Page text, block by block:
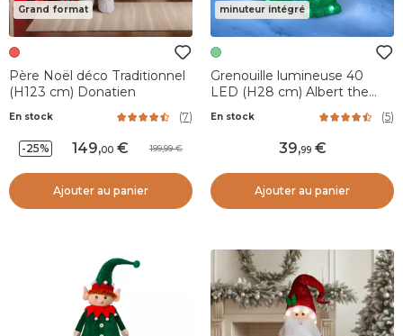
Grand format
Père Noël déco Traditionnel
(H123 cm) Donatien
En stock (7)
-25% 149,00 199,99
Ajouter au panier
minuteur intégré
Grenouille lumineuse 40
LED (H28 cm) Albert the
En stock (5)
39,99
Ajouter au panier